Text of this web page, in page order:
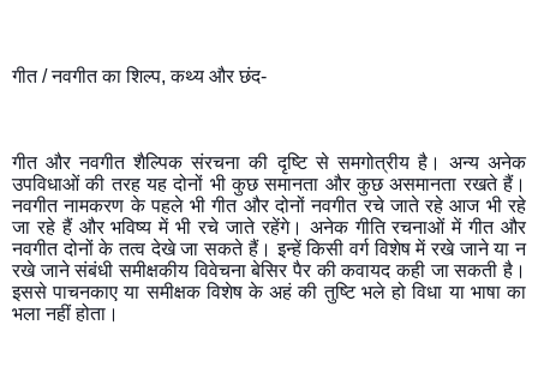
गीत / नवगीत का शिल्प, कथ्य और छंद-
गीत और नवगीत शैल्पिक संरचना की दृष्टि से समगोत्रीय है। अन्य अनेक
उपविधाओं की तरह यह दोनों भी कुछ समानता और कुछ असमानता रखते हैं।
नवगीत नामकरण के पहले भी गीत और दोनों नवगीत रचे जाते रहे आज भी रहे
जा रहे हैं और भविष्य में भी रचे जाते रहेंगे। अनेक गीति रचनाओं में गीत और
नवगीत दोनों के तत्व देखे जा सकते हैं। इन्हें किसी वर्ग विशेष में रखे जाने या न
रखे जाने संबंधी समीक्षकीय विवेचना बेसिर पैर की कवायद कही जा सकती है।
इससे पाचनकाए या समीक्षक विशेष के अहं की तुष्टि भले हो विधा या भाषा का
भला नहीं होता।